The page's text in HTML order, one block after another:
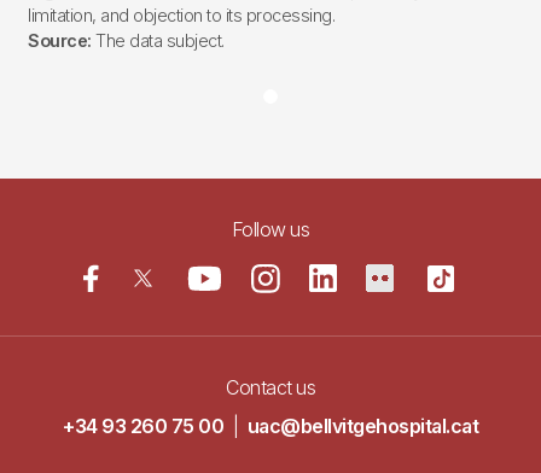
limitation, and objection to its processing.
Source: The data subject.
Follow us
Contact us
+34 93 260 75 00
uac@bellvitgehospital.cat